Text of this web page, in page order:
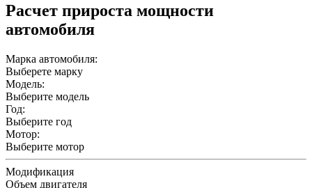
Расчет прироста мощности
автомобиля
Марка автомобиля:
Выберете марку
Модель:
Выберите модель
Год:
Выберите год
Мотор:
Выберите мотор
Модификация
Объем двигателя